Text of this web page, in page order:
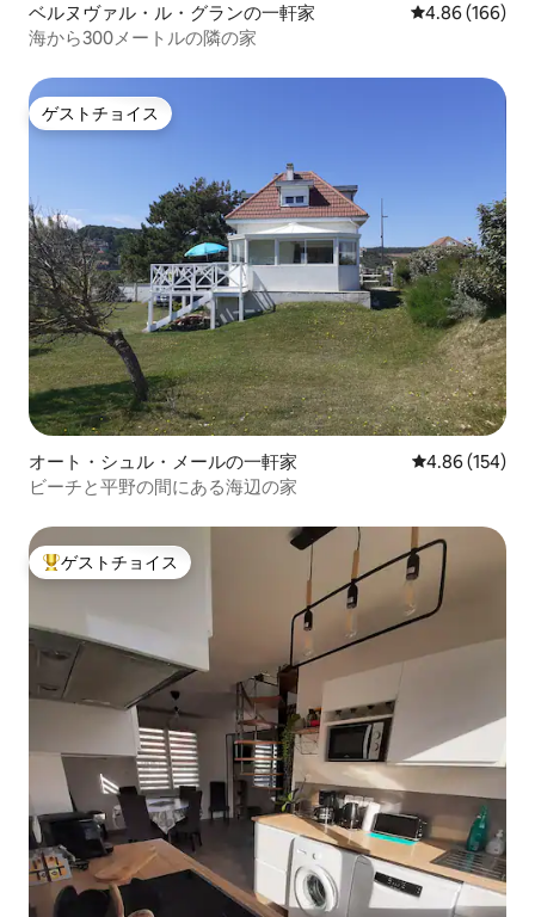
ベルヌヴァル・ル・グランの一軒家 レビュー166
4.86 (166)
海から300メートルの隣の家
ゲストチョイス
ゲストチョイス
オート・シュル・メールの一軒家 レビュー154
4.86 (154)
ビーチと平野の間にある海辺の家
大好評のゲストチョイスです。
ゲストチョイス